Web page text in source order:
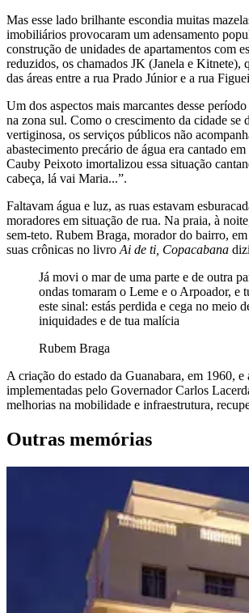
Mas esse lado brilhante escondia muitas
imobiliários provocaram um adensamento
construção de unidades de apartamentos com
reduzidos, os chamados JK (Janela e Kitnete),
das áreas entre a rua Prado Júnior e a rua
Um dos aspectos mais marcantes desse
na zona sul. Como o crescimento da cidade se
vertiginosa, os serviços públicos não
abastecimento precário de água era cantado
Cauby Peixoto imortalizou essa situação
cabeça, lá vai Maria...”.
Faltavam água e luz, as ruas estavam
moradores em situação de rua. Na praia, à
sem-teto. Rubem Braga, morador do bairro,
suas crônicas no livro Ai de ti, Copacabana
Já movi o mar de uma parte e de outra
ondas tomaram o Leme e o Arpoador, e
este sinal: estás perdida e cega no meio
iniquidades e de tua malícia
Rubem Braga
A criação do estado da Guanabara, em 1960, e
implementadas pelo Governador Carlos
melhorias na mobilidade e infraestrutura,
Outras memórias